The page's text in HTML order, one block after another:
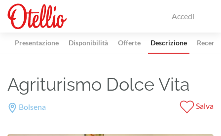
Accedi
Presentazione Disponibilità Offerte Descrizione
Agriturismo Dolce Vita
Bolsena Salva